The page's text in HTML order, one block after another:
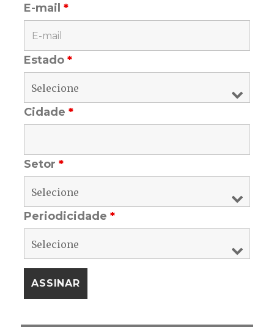
E-mail*
Estado*
Cidade*
Setor*
Periodicidade*